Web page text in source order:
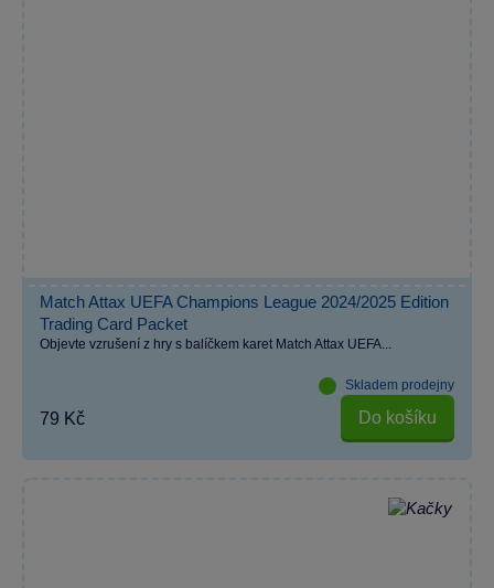
Match Attax UEFA Champions League 2024/2025 Edition
Trading Card Packet
Objevte vzrušení z hry s balíčkem karet Match Attax UEFA...
Skladem prodejny
79 Kč Do košíku